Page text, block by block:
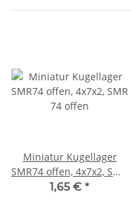
Miniatur Kugellager
SMR74 offen, 4x7x2, SMR
74 offen
1,65 € *